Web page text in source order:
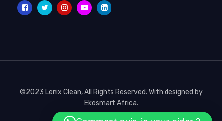
©2023 Lenix Clean, All Rights Reserved. With designed by
Ekosmart Africa.